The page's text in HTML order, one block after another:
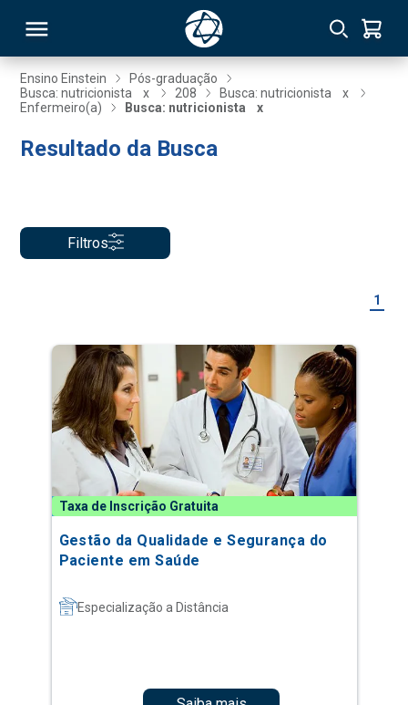
Ensino Einstein
Pós-graduação
Busca: nutricionista
x 208 Busca: nutricionista
x
Enfermeiro(a)
Busca: nutricionista x
Resultado da Busca
Filtros
1
Taxa de Inscrição Gratuita
Gestão da Qualidade e Segurança do
Paciente em Saúde
Especialização a Distância